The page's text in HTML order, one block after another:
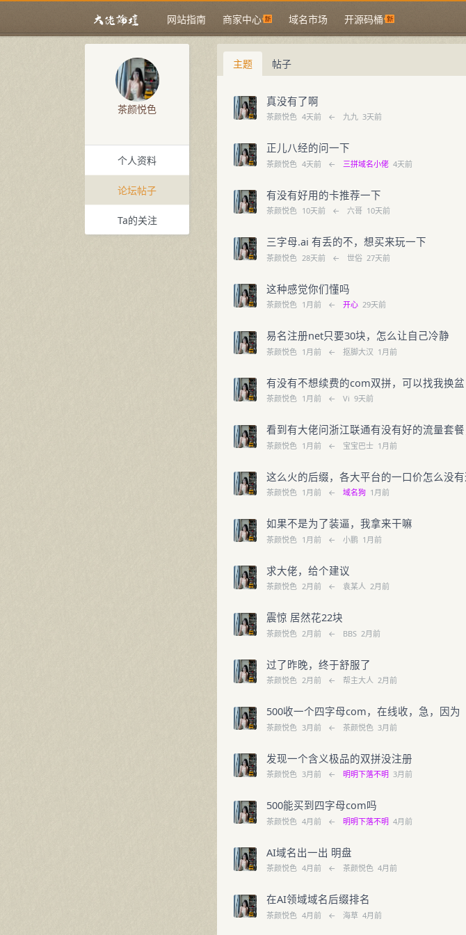
网站指南 商家中心 域名市场 开源码桶
茶颜悦色
个人资料
论坛帖子
Ta的关注
主题 帖子
真没有了啊
茶颜悦色 4天前 ← 九九 3天前
正儿八经的问一下
茶颜悦色 4天前 ← 三拼域名小佬 4天前
有没有好用的卡推荐一下
茶颜悦色 10天前 ← 六哥 10天前
三字母.ai 有丢的不，想买来玩一下
茶颜悦色 28天前 ← 世俗 27天前
这种感觉你们懂吗
茶颜悦色 1月前 ← 开心 29天前
易名注册net只要30块，怎么让自己冷静
茶颜悦色 1月前 ← 抠脚大汉 1月前
有没有不想续费的com双拼，可以找我换盆
茶颜悦色 1月前 ← Vi 9天前
看到有大佬问浙江联通有没有好的流量套
茶颜悦色 1月前 ← 宝宝巴士 1月前
这么火的后缀，各大平台的一口价怎么没
茶颜悦色 1月前 ← 域名狗 1月前
如果不是为了装逼，我拿来干嘛
茶颜悦色 1月前 ← 小鹏 1月前
求大佬，给个建议
茶颜悦色 2月前 ← 袁某人 2月前
震惊 居然花22块
茶颜悦色 2月前 ← BBS 2月前
过了昨晚，终于舒服了
茶颜悦色 2月前 ← 帮主大人 2月前
500收一个四字母com，在线收，急，因为
茶颜悦色 3月前 ← 茶颜悦色 3月前
发现一个含义极品的双拼没注册
茶颜悦色 3月前 ← 明明下落不明 3月前
500能买到四字母com吗
茶颜悦色 4月前 ← 明明下落不明 4月前
AI域名出一出 明盘
茶颜悦色 4月前 ← 茶颜悦色 4月前
在AI领域域名后缀排名
茶颜悦色 4月前 ← 海草 4月前